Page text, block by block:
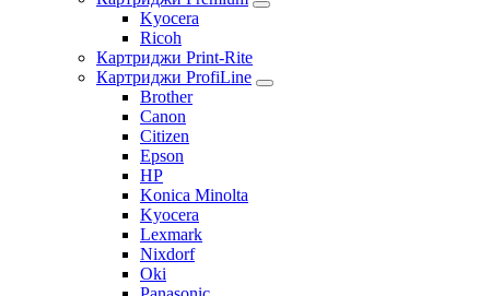
Kyocera
Ricoh
Картриджи Print-Rite
Картриджи ProfiLine
Brother
Canon
Citizen
Epson
HP
Konica Minolta
Kyocera
Lexmark
Nixdorf
Oki